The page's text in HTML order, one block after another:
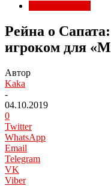
Рейна о
игроком для
Автор
Kaka
-
04.10.2019
0
Twitter
WhatsApp
Email
Telegram
VK
Viber